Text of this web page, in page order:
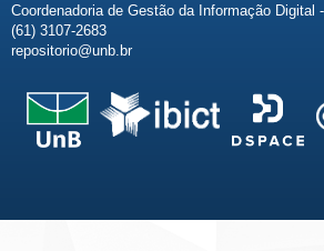
Coordenadoria de Gestão da Informação Digital
(61) 3107-2683
repositorio@unb.br